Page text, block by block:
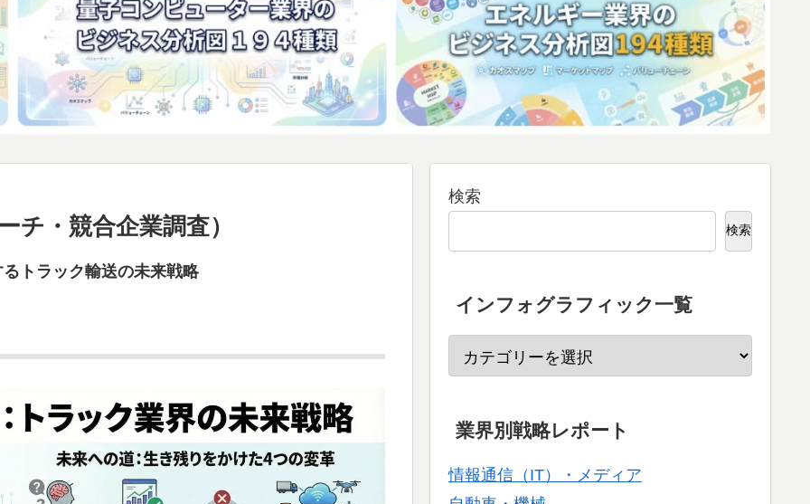
チ・競合企業調査）
トラック輸送の未来戦略
検索
検索
インフォグラフィック一覧
業界別戦略レポート
情報通信（IT）・メディア